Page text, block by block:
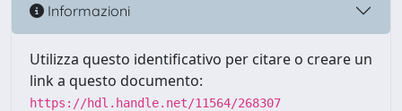
Informazioni
Utilizza questo identificativo per citare o creare un
link a questo documento:
https://hdl.handle.net/11564/268307